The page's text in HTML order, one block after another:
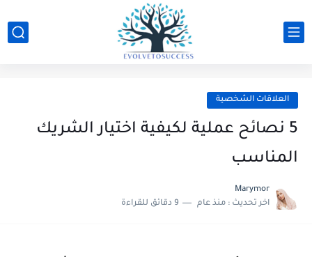
العلاقات الشخصية
5 نصائح عملية لكيفية اختيار الشريك
المناسب
Marymor
اخر تحديث : منذ عام 9 دقائق للقراءة